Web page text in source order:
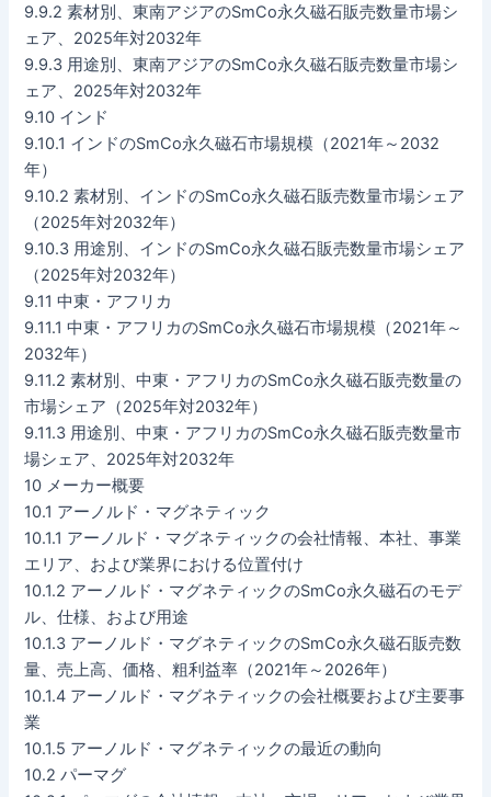
9.9.2 素材別、東南アジアのSmCo永久磁石販売数量市場シ
ェア、2025年対2032年
9.9.3 用途別、東南アジアのSmCo永久磁石販売数量市場シ
ェア、2025年対2032年
9.10 インド
9.10.1 インドのSmCo永久磁石市場規模（2021年～2032
年）
9.10.2 素材別、インドのSmCo永久磁石販売数量市場シェア
（2025年対2032年）
9.10.3 用途別、インドのSmCo永久磁石販売数量市場シェア
（2025年対2032年）
9.11 中東・アフリカ
9.11.1 中東・アフリカのSmCo永久磁石市場規模（2021年～
2032年）
9.11.2 素材別、中東・アフリカのSmCo永久磁石販売数量の
市場シェア（2025年対2032年）
9.11.3 用途別、中東・アフリカのSmCo永久磁石販売数量市
場シェア、2025年対2032年
10 メーカー概要
10.1 アーノルド・マグネティック
10.1.1 アーノルド・マグネティックの会社情報、本社、事業
エリア、および業界における位置付け
10.1.2 アーノルド・マグネティックのSmCo永久磁石のモデ
ル、仕様、および用途
10.1.3 アーノルド・マグネティックのSmCo永久磁石販売数
量、売上高、価格、粗利益率（2021年～2026年）
10.1.4 アーノルド・マグネティックの会社概要および主要事
業
10.1.5 アーノルド・マグネティックの最近の動向
10.2 パーマグ